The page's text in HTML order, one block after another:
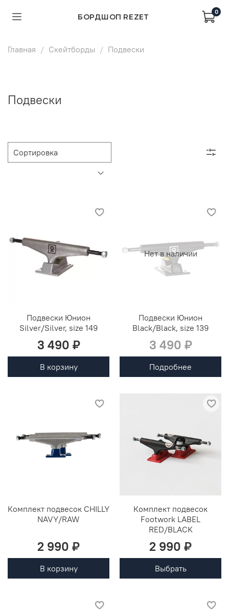
БОРДШОП REZET
0
Главная Скейтборды Подвески
Подвески
Подвески Юнион
Silver/Silver, size 149
3 490 ₽
В корзину
Нет в наличии
Подвески Юнион
Black/Black, size 139
3 490 ₽
Подробнее
Комплект подвесок CHILLY
NAVY/RAW
2 990 ₽
В корзину
Комплект подвесок
Footwork LABEL
RED/BLACK
2 990 ₽
Выбрать